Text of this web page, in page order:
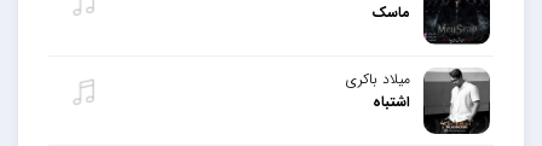
ماسک
میلاد باکری
اشتباه